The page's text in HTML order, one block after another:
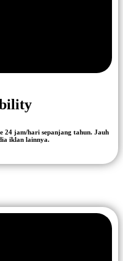
24 jam/hari sepanjang tahun. Jauh
iklan lainnya.